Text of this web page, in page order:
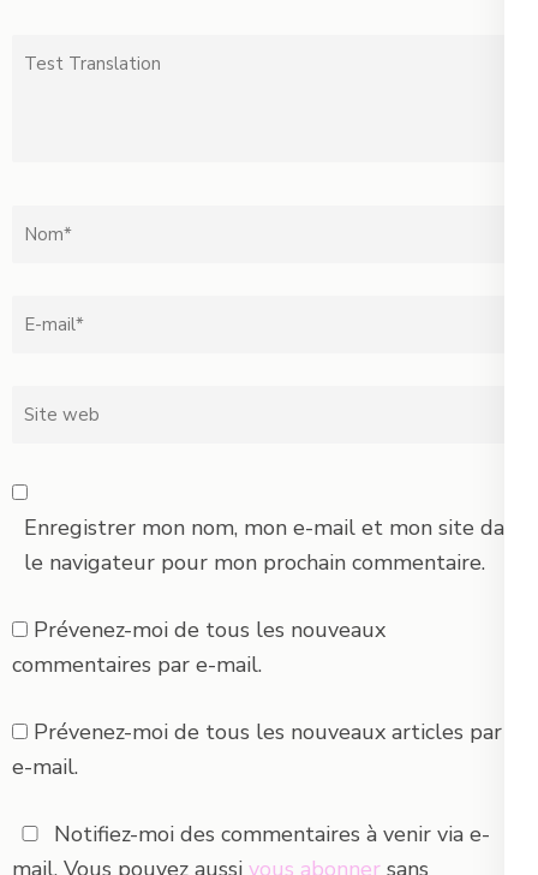
Test
Nom *
Email *
Site
Enregistrer mon nom, mon e-mail et mon site dans
le navigateur pour mon prochain commentaire.
Prévenez-moi de tous les nouveaux
commentaires par e-mail.
Prévenez-moi de tous les nouveaux articles par
e-mail.
Notifiez-moi des commentaires à venir via e-
mail. Vous pouvez aussi vous abonner sans